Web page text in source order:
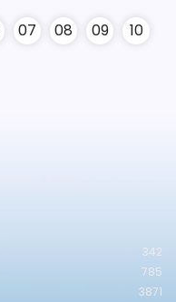
07 08 09 10
342
785
3871